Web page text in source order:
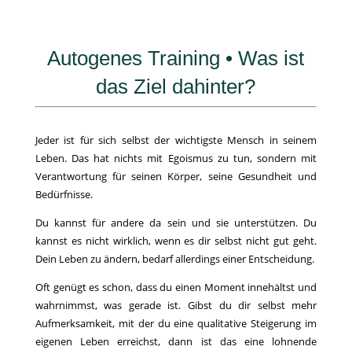
Autogenes Training • Was ist
das Ziel dahinter?
Jeder ist für sich selbst der wichtigste Mensch in seinem
Leben. Das hat nichts mit Egoismus zu tun, sondern mit
Verantwortung für seinen Körper, seine Gesundheit und
Bedürfnisse.
Du kannst für andere da sein und sie unterstützen. Du
kannst es nicht wirklich, wenn es dir selbst nicht gut geht.
Dein Leben zu ändern, bedarf allerdings einer Entscheidung.
Oft genügt es schon, dass du einen Moment innehältst und
wahrnimmst, was gerade ist. Gibst du dir selbst mehr
Aufmerksamkeit, mit der du eine qualitative Steigerung im
eigenen Leben erreichst, dann ist das eine lohnende